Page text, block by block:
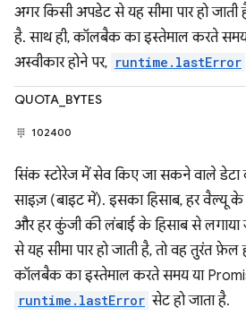
अगर किसी अपडेट से यह सीमा पार हो जाती
है. साथ ही, कॉलबैक का इस्तेमाल करते
अस्वीकार होने पर, runtime.lastError
QUOTA_BYTES
102400
सिंक स्टोरेज में सेव किए जा सकने वाले डेटा
साइज़ (बाइट में). इसका हिसाब, हर वैल्यू के
और हर कुंजी की लंबाई के हिसाब से लगाया
से यह सीमा पार हो जाती है, तो वह तुरंत फ़ेल
कॉलबैक का इस्तेमाल करते समय या
runtime.lastError सेट हो जाता है.